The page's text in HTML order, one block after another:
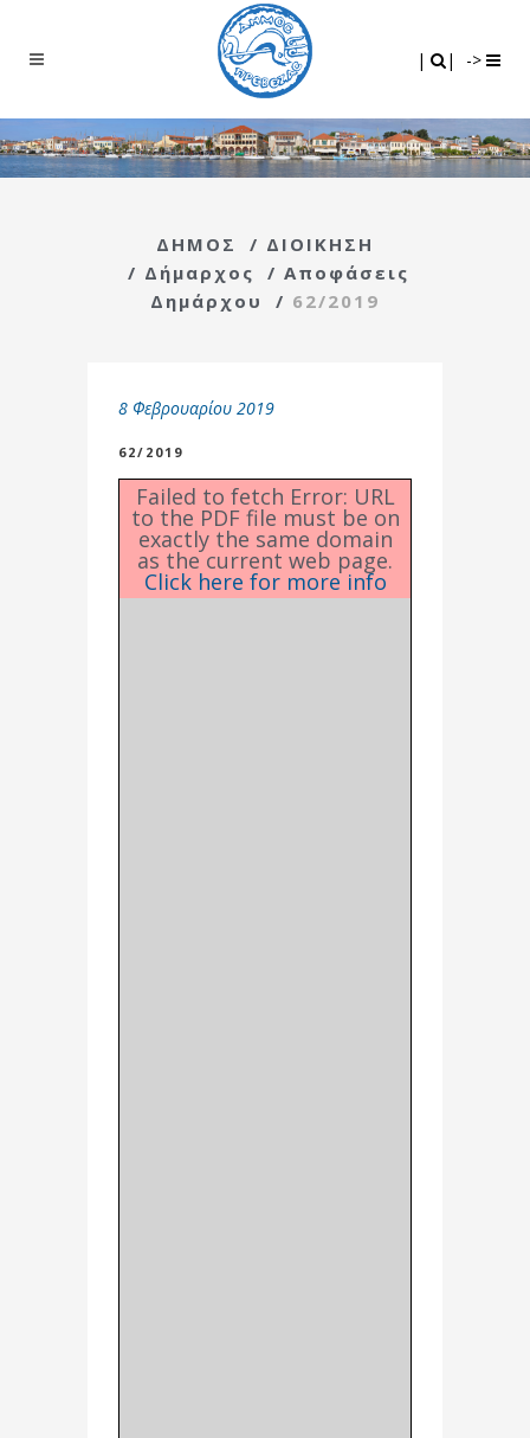
| | ->
ΔΗΜΟΣ / ΔΙΟΙΚΗΣΗ
/ Δήμαρχος / Αποφάσεις
Δημάρχου
/ 62/2019
8 Φεβρουαρίου 2019
62/2019
Failed to fetch Error: URL
to the PDF file must be on
exactly the same domain
as the current web page.
Click here for more info